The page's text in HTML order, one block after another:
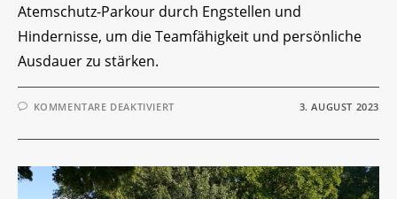
Atemschutz-Parkour durch Engstellen und
Hindernisse, um die Teamfähigkeit und persönliche
Ausdauer zu stärken.
KOMMENTARE DEAKTIVIERTFÜR 3. AUGUST 2023